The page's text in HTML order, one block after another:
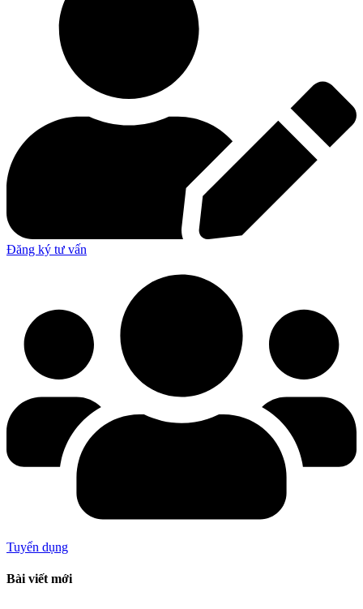
Đăng ký tư vấn
Tuyển dụng
Bài viết mới